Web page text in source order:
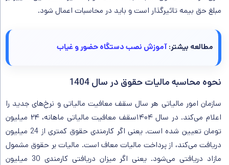
مبلغ حق بیمه تاثیرگذار است و باید در محاسبات اعمال شود.
مطالعه بیشتر:آموزش نصب دستگاه حضور و غیاب
نحوه محاسبه مالیات حقوق در سال 1404
سازمان امور مالیاتی هر سال سقف معافیت مالیاتی و نرخ‌های جدید را
اعلام می‌کند. در سال ۱۴۰۴سقف معافیت مالیاتی ماهانه، ۲۴ میلیون
تومان تعیین شده است. یعنی اگر کارمندی حقوق کمتری از 24 میلیون
دریافت می‌کند، از پرداخت مالیات معاف است. مالیات بر حقوق مشمول
مازاد دریافتی می‌شود. یعنی اگر میزان دریافتی کارمندی 30 میلیون